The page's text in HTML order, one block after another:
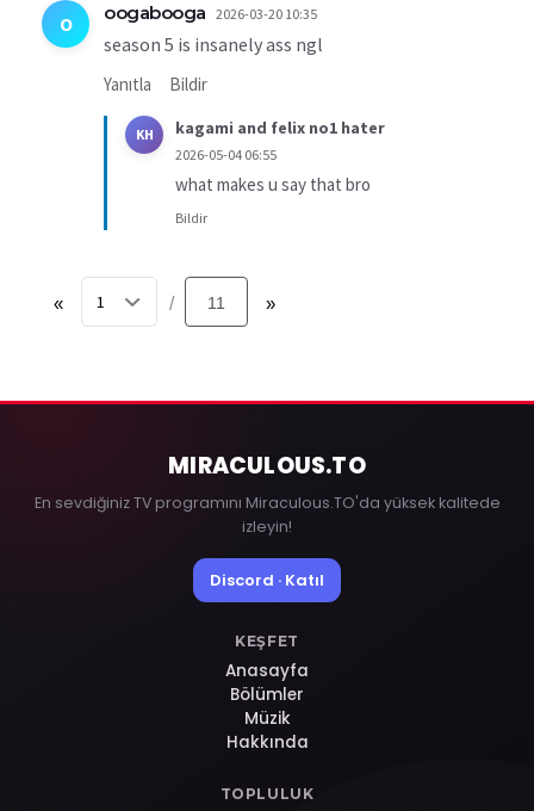
O oogabooga 2026-03-20 10:35
season 5 is insanely ass ngl
Yanıtla Bildir
KH kagami and felix no1 hater
2026-05-04 06:55
what makes u say that bro
Bildir
« / 11 »
MIRACULOUS.TO
En sevdiğiniz TV programını Miraculous.TO'da yüksek kalitede
izleyin!
Discord · Katıl
KEŞFET
Anasayfa
Bölümler
Müzik
Hakkında
TOPLULUK